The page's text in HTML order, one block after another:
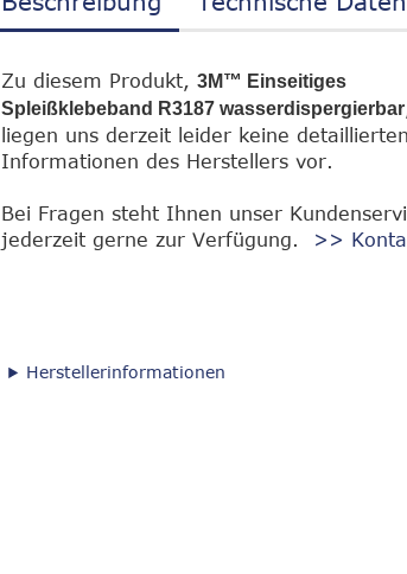
Zu diesem Produkt,3M™ Einseitiges
Spleißklebeband R3187 wasserdispergierbar
liegen uns derzeit leider keine detaillierten
Informationen des Herstellers vor.
Bei Fragen steht Ihnen unser
jederzeit gerne zur Verfügung. >>
Herstellerinformationen